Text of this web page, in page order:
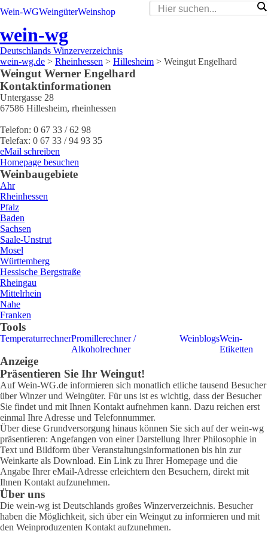
Wein-WGWeingüterWeinshop
wein-wg
Deutschlands Winzerverzeichnis
wein-wg.de > Rheinhessen > Hillesheim > Weingut Engelhard
Weingut Werner Engelhard
Kontaktinformationen
Untergasse 28
67586 Hillesheim, rheinhessen
Telefon: 0 67 33 / 62 98
Telefax: 0 67 33 / 94 93 35
eMail schreiben
Homepage besuchen
Weinbaugebiete
Ahr
Rheinhessen
Pfalz
Baden
Sachsen
Saale-Unstrut
Mosel
Württemberg
Hessische Bergstraße
Rheingau
Mittelrhein
Nahe
Franken
Tools
TemperaturrechnerPromillerechner /
Alkoholrechner
WeinblogsWein-
Etiketten
Anzeige
Präsentieren Sie Ihr Weingut!
Auf Wein-WG.de informieren sich monatlich etliche tausend Besucher
über Winzer und Weingüter. Für uns ist es wichtig, dass der Besucher
Sie findet und mit Ihnen Kontakt aufnehmen kann. Dazu reichen erst
einmal Ihre Adresse und Telefonnummer.
Über diese Grundversorgung hinaus können Sie sich auf der wein-wg
präsentieren: Angefangen von einer Darstellung Ihrer Philosophie in
Text und Bildform über Veranstaltungsinformationen bis hin zur
Weinkarte als Download. Ein Link zu Ihrer Homepage und die
Angabe Ihrer eMail-Adresse erleichtern den Besuchern, direkt mit
Ihnen Kontakt aufzunehmen.
Über uns
Die wein-wg ist Deutschlands großes Winzerverzeichnis. Besucher
haben die Möglichkeit, sich über ein Weingut zu informieren und mit
den Weinproduzenten Kontakt aufzunehmen.